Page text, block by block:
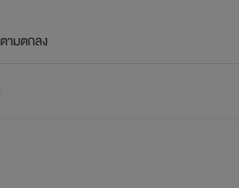
ตามตกลง